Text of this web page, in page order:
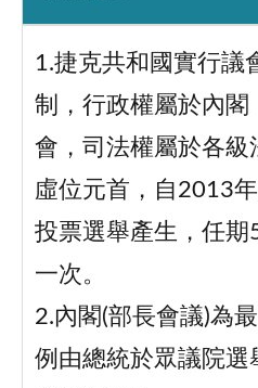
1.捷克共和國實行議
制，行政權屬於內閣
會，司法權屬於各級
虛位元首，自2013
投票選舉產生，任期
一次。
2.內閣(部長會議)為
例由總統於眾議院選